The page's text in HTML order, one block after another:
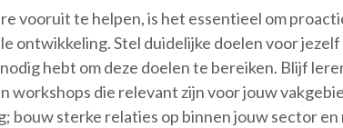
vooruit te helpen, is het essentieel om
ontwikkeling. Stel duidelijke doelen voor
hebt om deze doelen te bereiken. Blijf
workshops die relevant zijn voor jouw
bouw sterke relaties op binnen jouw sector en